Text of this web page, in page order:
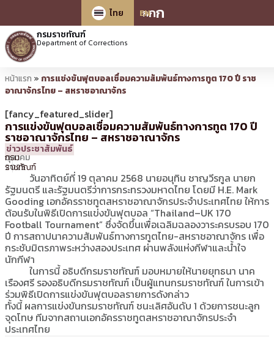
กกก
ไทย
EN
กรมราชทัณฑ์
Department of Corrections
หน้าแรก » การแข่งขันฟุตบอลเชื่อมความสัมพันธ์ทางการทูต 170 ปี ราช
อาณาจักรไทย – สหราชอาณาจักร
[fancy_featured_slider]
การแข่งขันฟุตบอลเชื่อมความสัมพันธ์ทางการทูต 170 ปี
ราชอาณาจักรไทย – สหราชอาณาจักร
19
ตุลาคม
2025
19:25 น.
โดย
ประชาสัมพันธ์
กรม
ราชทัณฑ์
ข่าวประชาสัมพันธ์
วันอาทิตย์ที่ 19 ตุลาคม 2568 นายอนุทิน ชาญวีรกูล นายก
รัฐมนตรี และรัฐมนตรีว่าการกระทรวงมหาดไทย โดยมี H.E. Mark
Gooding เอกอัครราชทูตสหราชอาณาจักรประจำประเทศไทย ให้การ
ต้อนรับในพิธีเปิดการแข่งขันฟุตบอล “Thailand–UK 170
Football Tournament” ซึ่งจัดขึ้นเพื่อเฉลิมฉลองวาระครบรอบ 170
ปี การสถาปนาความสัมพันธ์ทางการทูตไทย-สหราชอาณาจักร เพื่อ
กระชับมิตรภาพระหว่างสองประเทศ ผ่านพลังแห่งกีฬาและน้ำใจ
นักกีฬา
ในการนี้ อธิบดีกรมราชทัณฑ์ มอบหมายให้นายยุทธนา นาค
เรืองศรี รองอธิบดีกรมราชทัณฑ์ เป็นผู้แทนกรมราชทัณฑ์ ในการเข้า
ร่วมพิธีเปิดการแข่งขันฟุตบอลรายการดังกล่าว
ทั้งนี้ ผลการแข่งขันกรมราชทัณฑ์ ชนะเลิศอันดับ 1 ด้วยการชนะลูก
จุดโทษ ทีมจากสถานเอกอัครราชทูตสหราชอาณาจักรประจำ
ประเทศไทย